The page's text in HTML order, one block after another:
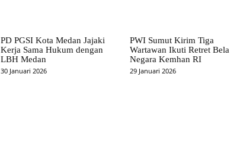
PD PGSI Kota Medan Jajaki
Kerja Sama Hukum dengan
LBH Medan
30 Januari 2026
PWI Sumut Kirim Tiga
Wartawan Ikuti Retret Bela
Negara Kemhan RI
29 Januari 2026